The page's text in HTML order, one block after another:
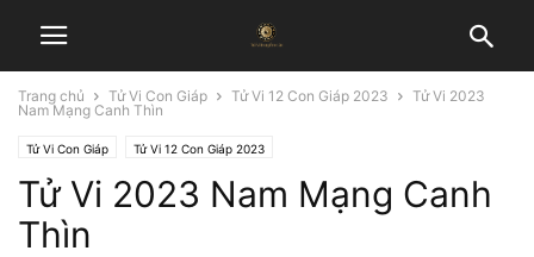
Trang chủ Tử Vi Con Giáp Tử Vi 12 Con Giáp 2023
Tử Vi 2023
Nam Mạng Canh Thìn
Tử Vi Con Giáp Tử Vi 12 Con Giáp 2023
Tử Vi 2023 Nam Mạng Canh
Thìn